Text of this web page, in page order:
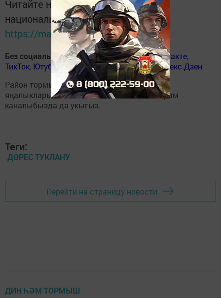
Читайте новости Татарстана в
национальном мессенджере MАХ:
https://max.ru/tatmedia
Без социаль челтәрләрдә:ВКонтакте,ВКонтакте,
ТикТок, Ютуб , Одноклассники,Телеграм,Яндекс.Дзен
Район тормышына кагылышлы иң мөһим
яңалыкларыбызныБалтаси_Хезмэт
телеграм
каналыбызда да укыгыз.
Теги:
ДӨРЕС ТУКЛАНУ
Перейти на страницу новости
ДИН ҺӘМ ТОРМЫШ